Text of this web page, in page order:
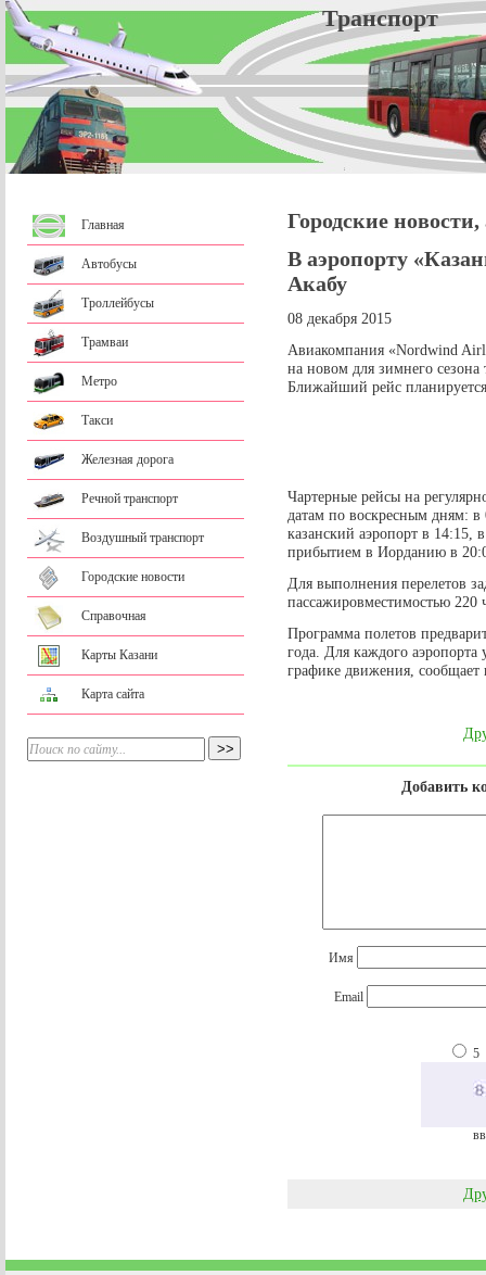
Главная
Автобусы
Троллейбусы
Трамваи
Метро
Такси
Железная дорога
Речной транспорт
Воздушный транспорт
Городские новости
Справочная
Карты Казани
Карта сайта
Городские
В аэропорту
Акабу
08 декабря 2015
Авиакомпания «Nordwind
на новом для зимнего
Ближайший рейс
Чартерные рейсы на
датам по воскресным дням:
казанский аэропорт в 14:15,
прибытием в Иорданию в
Для выполнения перелетов
пассажировместимостью 220
Программа полетов
года. Для каждого
графике движения, сообщает
Добавить
Имя
Email
5